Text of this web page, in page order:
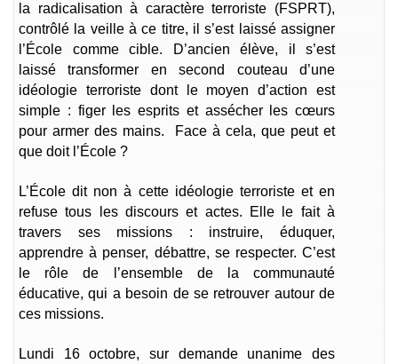
la radicalisation à caractère terroriste (FSPRT),
contrôlé la veille à ce titre, il s’est laissé assigner
l’École comme cible. D’ancien élève, il s’est
laissé transformer en second couteau d’une
idéologie terroriste dont le moyen d’action est
simple : figer les esprits et assécher les cœurs
pour armer des mains. Face à cela, que peut et
que doit l’École ?
L’École dit non à cette idéologie terroriste et en
refuse tous les discours et actes. Elle le fait à
travers ses missions : instruire, éduquer,
apprendre à penser, débattre, se respecter. C’est
le rôle de l’ensemble de la communauté
éducative, qui a besoin de se retrouver autour de
ces missions.
Lundi 16 octobre, sur demande unanime des